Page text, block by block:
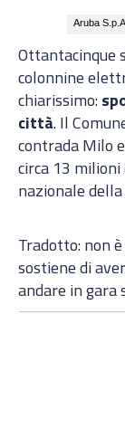
Ottantacinque
colonnine
chiarissimo:
città. Il
contrada Milo
circa 13
nazionale della
Tradotto: non è
sostiene di
andare in